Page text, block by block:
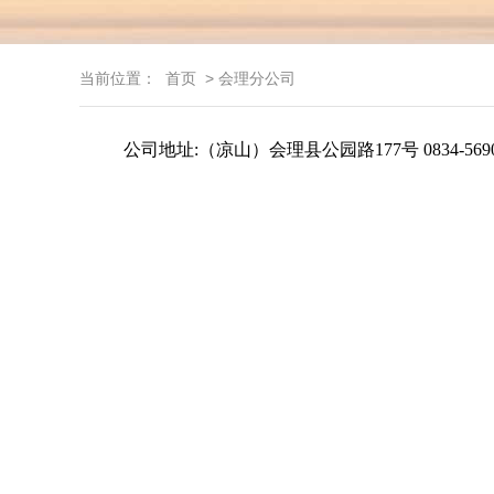
当前位置： 首页 > 会理分公司
公司地址:（凉山）会理县公园路177号 0834-